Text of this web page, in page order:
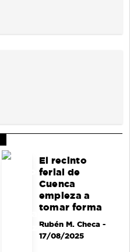
El recinto
ferial de
Cuenca
empieza a
tomar forma
Rubén M. Checa-
17/08/2025